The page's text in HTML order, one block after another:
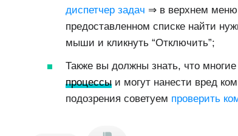
диспетчер задач ⇒ в верхнем меню
предоставленном списке найти
мыши и кликнуть “Отключить”;
Также вы должны знать, что
процессы и могут нанести вред
подозрения советуем проверить